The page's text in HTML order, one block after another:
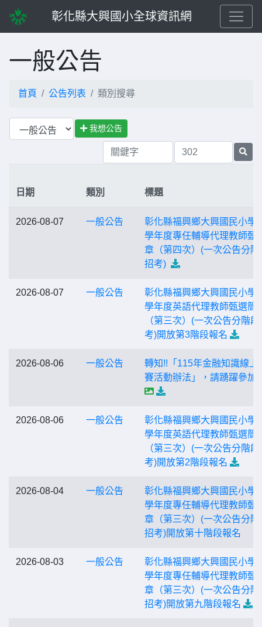
彰化縣大興國小全球資訊網
一般公告
首頁 公告列表 類別搜尋
我想公告
日期 類別 標題
2026-08-07 一般公告
彰化縣福興鄉大興國民小學
學年度專任輔導代理教師甄
章（第四次）(一次公告分階
招考)
2026-08-07 一般公告
彰化縣福興鄉大興國民小學
學年度英語代理教師甄選簡
（第三次）(一次公告分階段
考)開放第3階段報名
2026-08-06 一般公告
轉知!!「115年金融知識線上
賽活動辦法」，請踴躍參加
2026-08-06 一般公告
彰化縣福興鄉大興國民小學
學年度英語代理教師甄選簡
（第三次）(一次公告分階段
考)開放第2階段報名
2026-08-04 一般公告
彰化縣福興鄉大興國民小學
學年度專任輔導代理教師甄
章（第三次）(一次公告分階
招考)開放第十階段報名
2026-08-03 一般公告
彰化縣福興鄉大興國民小學
學年度專任輔導代理教師甄
章（第三次）(一次公告分階
招考)開放第九階段報名